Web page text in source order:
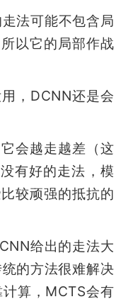
法可能不包含局
以它的局部作战
，DCNN还是会
会越走越差（这
有好的走法，模
较顽强的抵抗的
给出的走法大
的方法很难解决
算，MCTS会有